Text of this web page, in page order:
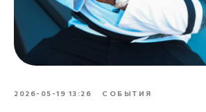
2026-05-19 13:26 СОБЫТИЯ